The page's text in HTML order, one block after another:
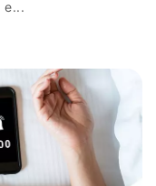
e...